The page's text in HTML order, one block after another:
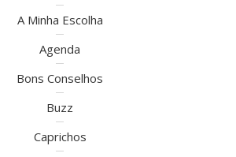
A Minha Escolha
Agenda
Bons Conselhos
Buzz
Caprichos